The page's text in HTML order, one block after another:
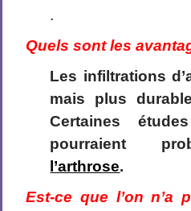
.
Quels sont les
Les infiltrations
mais plus
Certaines
pourraient
l’arthrose.
Est-ce que l’on n’a